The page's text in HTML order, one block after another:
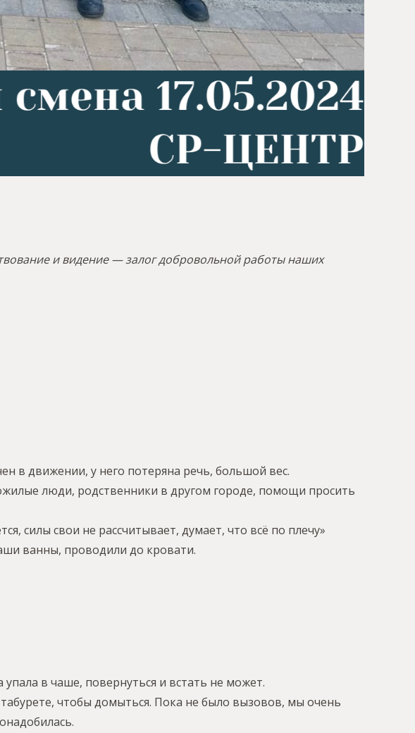
и видение — залог добровольной работы наших
в движении, у него потеряна речь, большой вес.
люди, родственники в другом городе, помощи просить
силы свои не рассчитывает, думает, что всё по плечу»
ванны, проводили до кровати.
в чаше, повернуться и встать не может.
чтобы домыться. Пока не было вызовов, мы очень